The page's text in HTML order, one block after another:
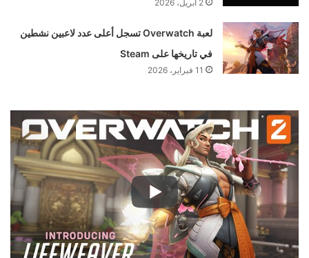
2 أبريل، 2026
لعبة Overwatch تسجل أعلى عدد لاعبين نشطين
في تاريخها على Steam
11 فبراير، 2026